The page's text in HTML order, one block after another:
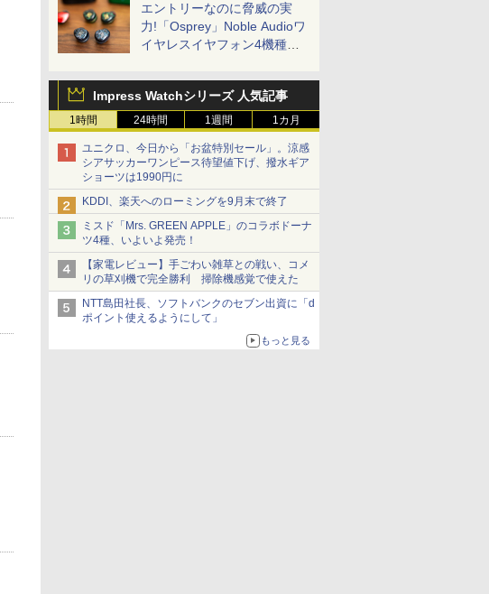
エントリーなのに脅威の実
力!「Osprey」Noble Audioワ
イヤレスイヤフォン4機種を
Impress Watchシリーズ 人気記事
1時間 24時間 1週間 1カ月
ユニクロ、今日から「お盆特別セール」。涼感
シアサッカーワンピース待望値下げ、撥水ギア
ショーツは1990円に
KDDI、楽天へのローミングを9月末で終了
ミスド「Mrs. GREEN APPLE」のコラボドーナ
ツ4種、いよいよ発売！
【家電レビュー】手ごわい雑草との戦い、コメ
リの草刈機で完全勝利 掃除機感覚で使えた
NTT島田社長、ソフトバンクのセブン出資に「d
ポイント使えるようにして」
もっと見る